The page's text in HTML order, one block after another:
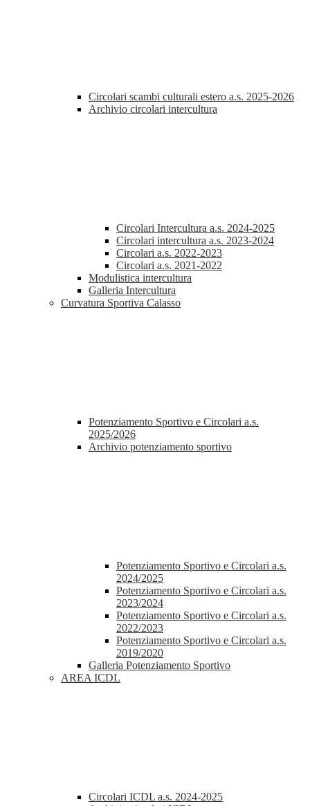
Circolari scambi culturali estero a.s. 2025-2026
Archivio circolari intercultura
Circolari Intercultura a.s. 2024-2025
Circolari intercultura a.s. 2023-2024
Circolari a.s. 2022-2023
Circolari a.s. 2021-2022
Modulistica intercultura
Galleria Intercultura
Curvatura Sportiva Calasso
Potenziamento Sportivo e Circolari a.s.
2025/2026
Archivio potenziamento sportivo
Potenziamento Sportivo e Circolari a.s.
2024/2025
Potenziamento Sportivo e Circolari a.s.
2023/2024
Potenziamento Sportivo e Circolari a.s.
2022/2023
Potenziamento Sportivo e Circolari a.s.
2019/2020
Galleria Potenziamento Sportivo
AREA ICDL
Circolari ICDL a.s. 2024-2025